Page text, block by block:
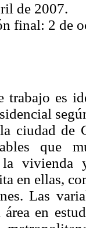
de 2007.
final: 2 de
trabajo es
ciudad de
que
la vivienda
en ellas,
Las
en